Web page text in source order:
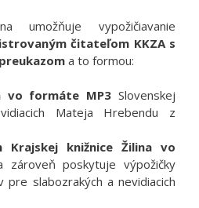
umožňuje vypožičiavanie
čitateľom KKZA s
a to formou:
vo formáte MP3 Slovenskej
Mateja Hrebendu z
Krajskej knižnice Žilina vo
poskytuje výpožičky
pre slabozrakých a nevidiacich